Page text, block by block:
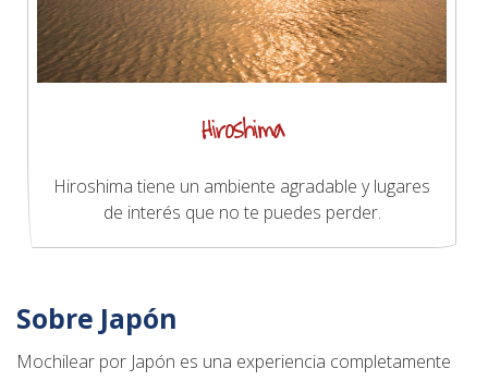
Hiroshima
Hiroshima tiene un ambiente agradable y lugares
de interés que no te puedes perder.
Sobre Japón
Mochilear por Japón es una experiencia completamente